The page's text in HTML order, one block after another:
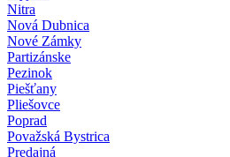
Nitra
Nová Dubnica
Nové Zámky
Partizánske
Pezinok
Piešťany
Pliešovce
Poprad
Považská Bystrica
Predajná